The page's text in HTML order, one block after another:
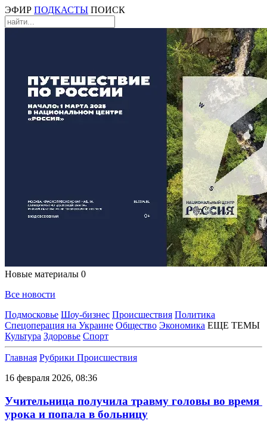
ЭФИР ПОДКАСТЫ ПОИСК
Новые материалы 0
Все новости
Подмосковье Шоу-бизнес Происшествия Политика
Спецоперация на Украине Общество Экономика ЕЩЕ ТЕМЫ
Культура Здоровье Спорт
Главная Рубрики Происшествия
16 февраля 2026, 08:36
Учительница получила травму головы во время ​
урока и попала в больницу